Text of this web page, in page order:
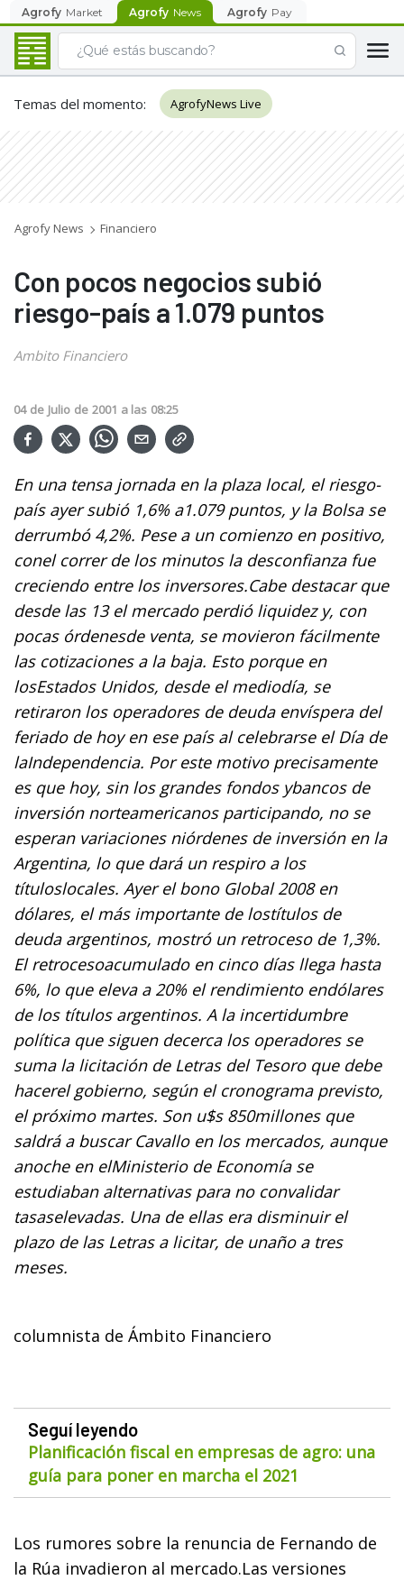
Agrofy Market Agrofy News Agrofy Pay
Temas del momento: AgrofyNews Live
Agrofy News Financiero
Con pocos negocios subió
riesgo-país a 1.079 puntos
Ambito Financiero
04 de Julio de 2001 a las 08:25
En una tensa jornada en la plaza local, el riesgo-
país ayer subió 1,6% a1.079 puntos, y la Bolsa se
derrumbó 4,2%. Pese a un comienzo en positivo,
conel correr de los minutos la desconfianza fue
creciendo entre los inversores.Cabe destacar que
desde las 13 el mercado perdió liquidez y, con
pocas órdenesde venta, se movieron fácilmente
las cotizaciones a la baja. Esto porque en
losEstados Unidos, desde el mediodía, se
retiraron los operadores de deuda envíspera del
feriado de hoy en ese país al celebrarse el Día de
laIndependencia. Por este motivo precisamente
es que hoy, sin los grandes fondos ybancos de
inversión norteamericanos participando, no se
esperan variaciones niórdenes de inversión en la
Argentina, lo que dará un respiro a los
títuloslocales. Ayer el bono Global 2008 en
dólares, el más importante de lostítulos de
deuda argentinos, mostró un retroceso de 1,3%.
El retrocesoacumulado en cinco días llega hasta
6%, lo que eleva a 20% el rendimiento endólares
de los títulos argentinos. A la incertidumbre
política que siguen decerca los operadores se
suma la licitación de Letras del Tesoro que debe
hacerel gobierno, según el cronograma previsto,
el próximo martes. Son u$s 850millones que
saldrá a buscar Cavallo en los mercados, aunque
anoche en elMinisterio de Economía se
estudiaban alternativas para no convalidar
tasaselevadas. Una de ellas era disminuir el
plazo de las Letras a licitar, de unaño a tres
meses.
columnista de Ámbito Financiero
Seguí leyendo
Planificación fiscal en empresas de agro: una
guía para poner en marcha el 2021
Los rumores sobre la renuncia de Fernando de
la Rúa invadieron al mercado.Las versiones